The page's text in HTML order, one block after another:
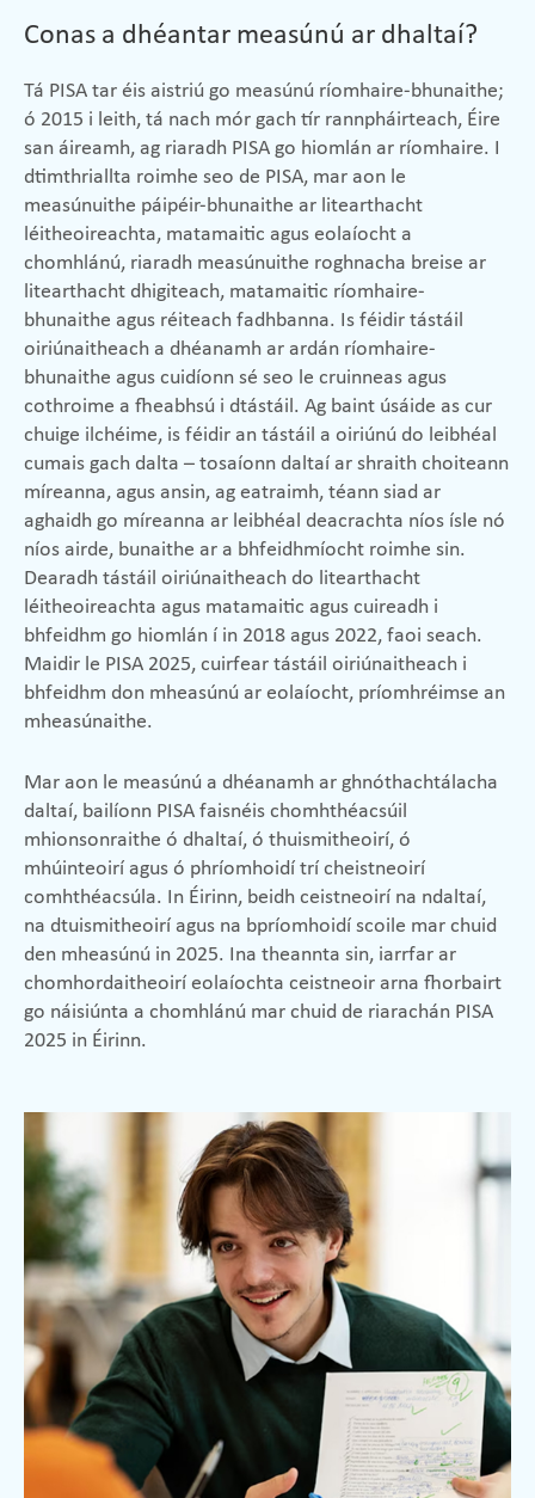
Conas a dhéantar measúnú ar dhaltaí?
Tá PISA tar éis aistriú go measúnú ríomhaire-bhunaithe;
ó 2015 i leith, tá nach mór gach tír rannpháirteach, Éire
san áireamh, ag riaradh PISA go hiomlán ar ríomhaire. I
dtimthriallta roimhe seo de PISA, mar aon le
measúnuithe páipéir-bhunaithe ar litearthacht
léitheoireachta, matamaitic agus eolaíocht a
chomhlánú, riaradh measúnuithe roghnacha breise ar
litearthacht dhigiteach, matamaitic ríomhaire-
bhunaithe agus réiteach fadhbanna. Is féidir tástáil
oiriúnaitheach a dhéanamh ar ardán ríomhaire-
bhunaithe agus cuidíonn sé seo le cruinneas agus
cothroime a fheabhsú i dtástáil. Ag baint úsáide as cur
chuige ilchéime, is féidir an tástáil a oiriúnú do leibhéal
cumais gach dalta – tosaíonn daltaí ar shraith choiteann
míreanna, agus ansin, ag eatraimh, téann siad ar
aghaidh go míreanna ar leibhéal deacrachta níos ísle nó
níos airde, bunaithe ar a bhfeidhmíocht roimhe sin.
Dearadh tástáil oiriúnaitheach do litearthacht
léitheoireachta agus matamaitic agus cuireadh i
bhfeidhm go hiomlán í in 2018 agus 2022, faoi seach.
Maidir le PISA 2025, cuirfear tástáil oiriúnaitheach i
bhfeidhm don mheasúnú ar eolaíocht, príomhréimse an
mheasúnaithe.
Mar aon le measúnú a dhéanamh ar ghnóthachtálacha
daltaí, bailíonn PISA faisnéis chomhthéacsúil
mhionsonraithe ó dhaltaí, ó thuismitheoirí, ó
mhúinteoirí agus ó phríomhoidí trí cheistneoirí
comhthéacsúla. In Éirinn, beidh ceistneoirí na ndaltaí,
na dtuismitheoirí agus na bpríomhoidí scoile mar chuid
den mheasúnú in 2025. Ina theannta sin, iarrfar ar
chomhordaitheoirí eolaíochta ceistneoir arna fhorbairt
go náisiúnta a chomhlánú mar chuid de riarachán PISA
2025 in Éirinn.